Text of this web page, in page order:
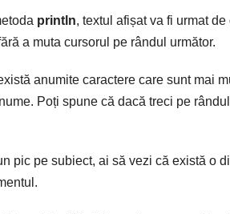
println, textul afișat va fi urmat
a muta cursorul pe rândul următor.
anumite caractere care sunt mai
Poți spune că dacă treci pe
pic pe subiect, ai să vezi că există o